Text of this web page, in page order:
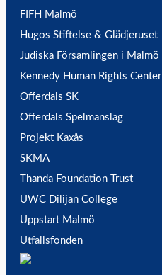
FIFH Malmö
Hugos Stiftelse & Glädjeruset
Judiska Församlingen i Malmö
Kennedy Human Rights Center
Offerdals SK
Offerdals Spelmanslag
Projekt Kaxås
SKMA
Thanda Foundation Trust
UWC Dilijan College
Uppstart Malmö
Utfallsfonden